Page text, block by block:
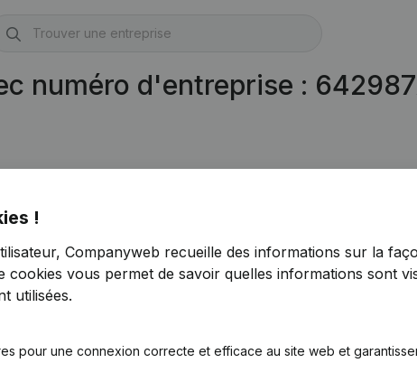
numéro d'entreprise :
!
Companyweb recueille des informations sur la
cookies vous permet de savoir quelles informations sont
utilisées.
pour une connexion correcte et efficace au site web et